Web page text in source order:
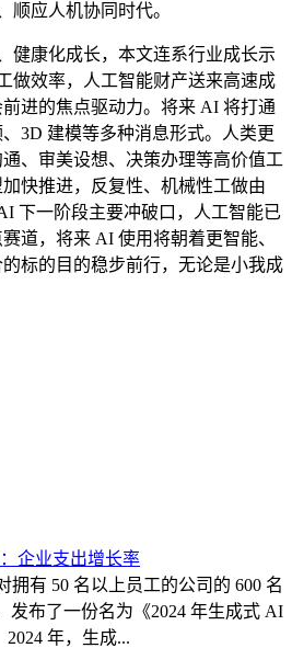
顺应人机协同时代。
康化成长，本文连系行业成长示
做效率，人工智能财产送来高速成
进的焦点驱动力。将来 AI 将打通
3D 建模等多种消息形式。人类更
、审美设想、决策办理等高价值工
快推进，反复性、机械性工做由
下一阶段主要冲破口，人工智能已
道，将来 AI 使用将朝着更智能、
标的目的稳步前行，无论是小我成
企业支出增长率
拥有 50 名以上员工的公司的 600 名
发布了一份名为《2024 年生成式 AI
年，生成...